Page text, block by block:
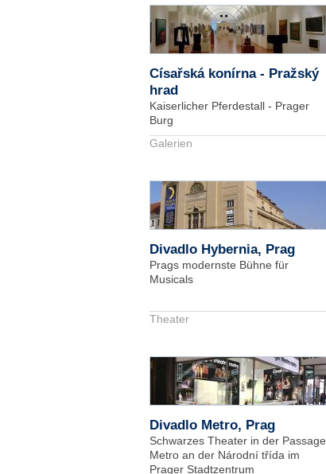
Císařská konírna - Pražský
hrad
Kaiserlicher Pferdestall - Prager
Burg
Galerien
Divadlo Hybernia, Prag
Prags modernste Bühne für
Musicals
Theater
Divadlo Metro, Prag
Schwarzes Theater in der Passage
Metro an der Národní třída im
Prager Stadtzentrum